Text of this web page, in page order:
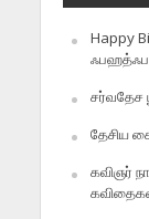
Happy
சர்வதேச
தேசிய
கவிஞர்